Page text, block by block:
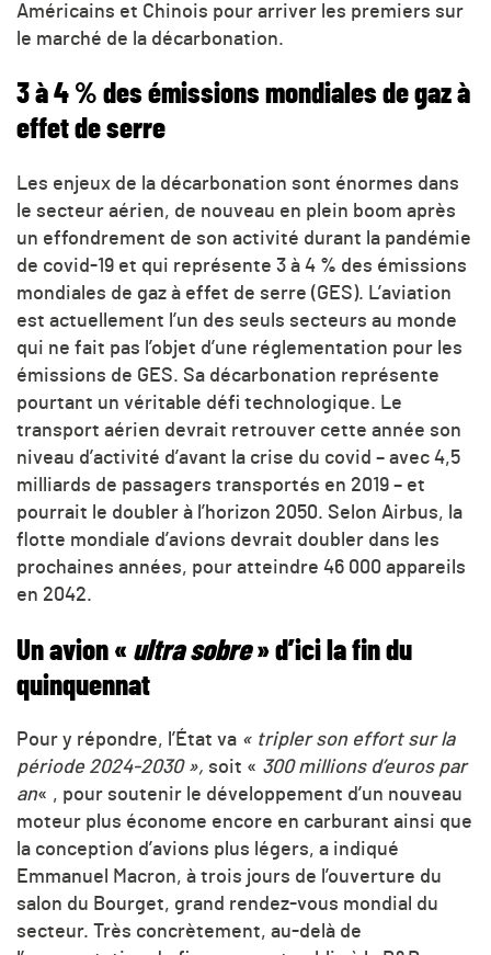
Américains et Chinois pour arriver les premiers sur
le marché de la décarbonation.
3 à 4 % des émissions mondiales de gaz à
effet de serre
Les enjeux de la décarbonation sont énormes dans
le secteur aérien, de nouveau en plein boom après
un effondrement de son activité durant la pandémie
de covid-19 et qui représente 3 à 4 % des émissions
mondiales de gaz à effet de serre (GES). L’aviation
est actuellement l’un des seuls secteurs au monde
qui ne fait pas l’objet d’une réglementation pour les
émissions de GES. Sa décarbonation représente
pourtant un véritable défi technologique. Le
transport aérien devrait retrouver cette année son
niveau d’activité d’avant la crise du covid – avec 4,5
milliards de passagers transportés en 2019 – et
pourrait le doubler à l’horizon 2050. Selon Airbus, la
flotte mondiale d’avions devrait doubler dans les
prochaines années, pour atteindre 46 000 appareils
en 2042.
Un avion « ultra sobre» d’ici la fin du
quinquennat
Pour y répondre, l’État va « tripler son effort sur la
période 2024-2030 », soit « 300 millions d’euros par
an« , pour soutenir le développement d’un nouveau
moteur plus économe encore en carburant ainsi que
la conception d’avions plus légers, a indiqué
Emmanuel Macron, à trois jours de l’ouverture du
salon du Bourget, grand rendez-vous mondial du
secteur. Très concrètement, au-delà de